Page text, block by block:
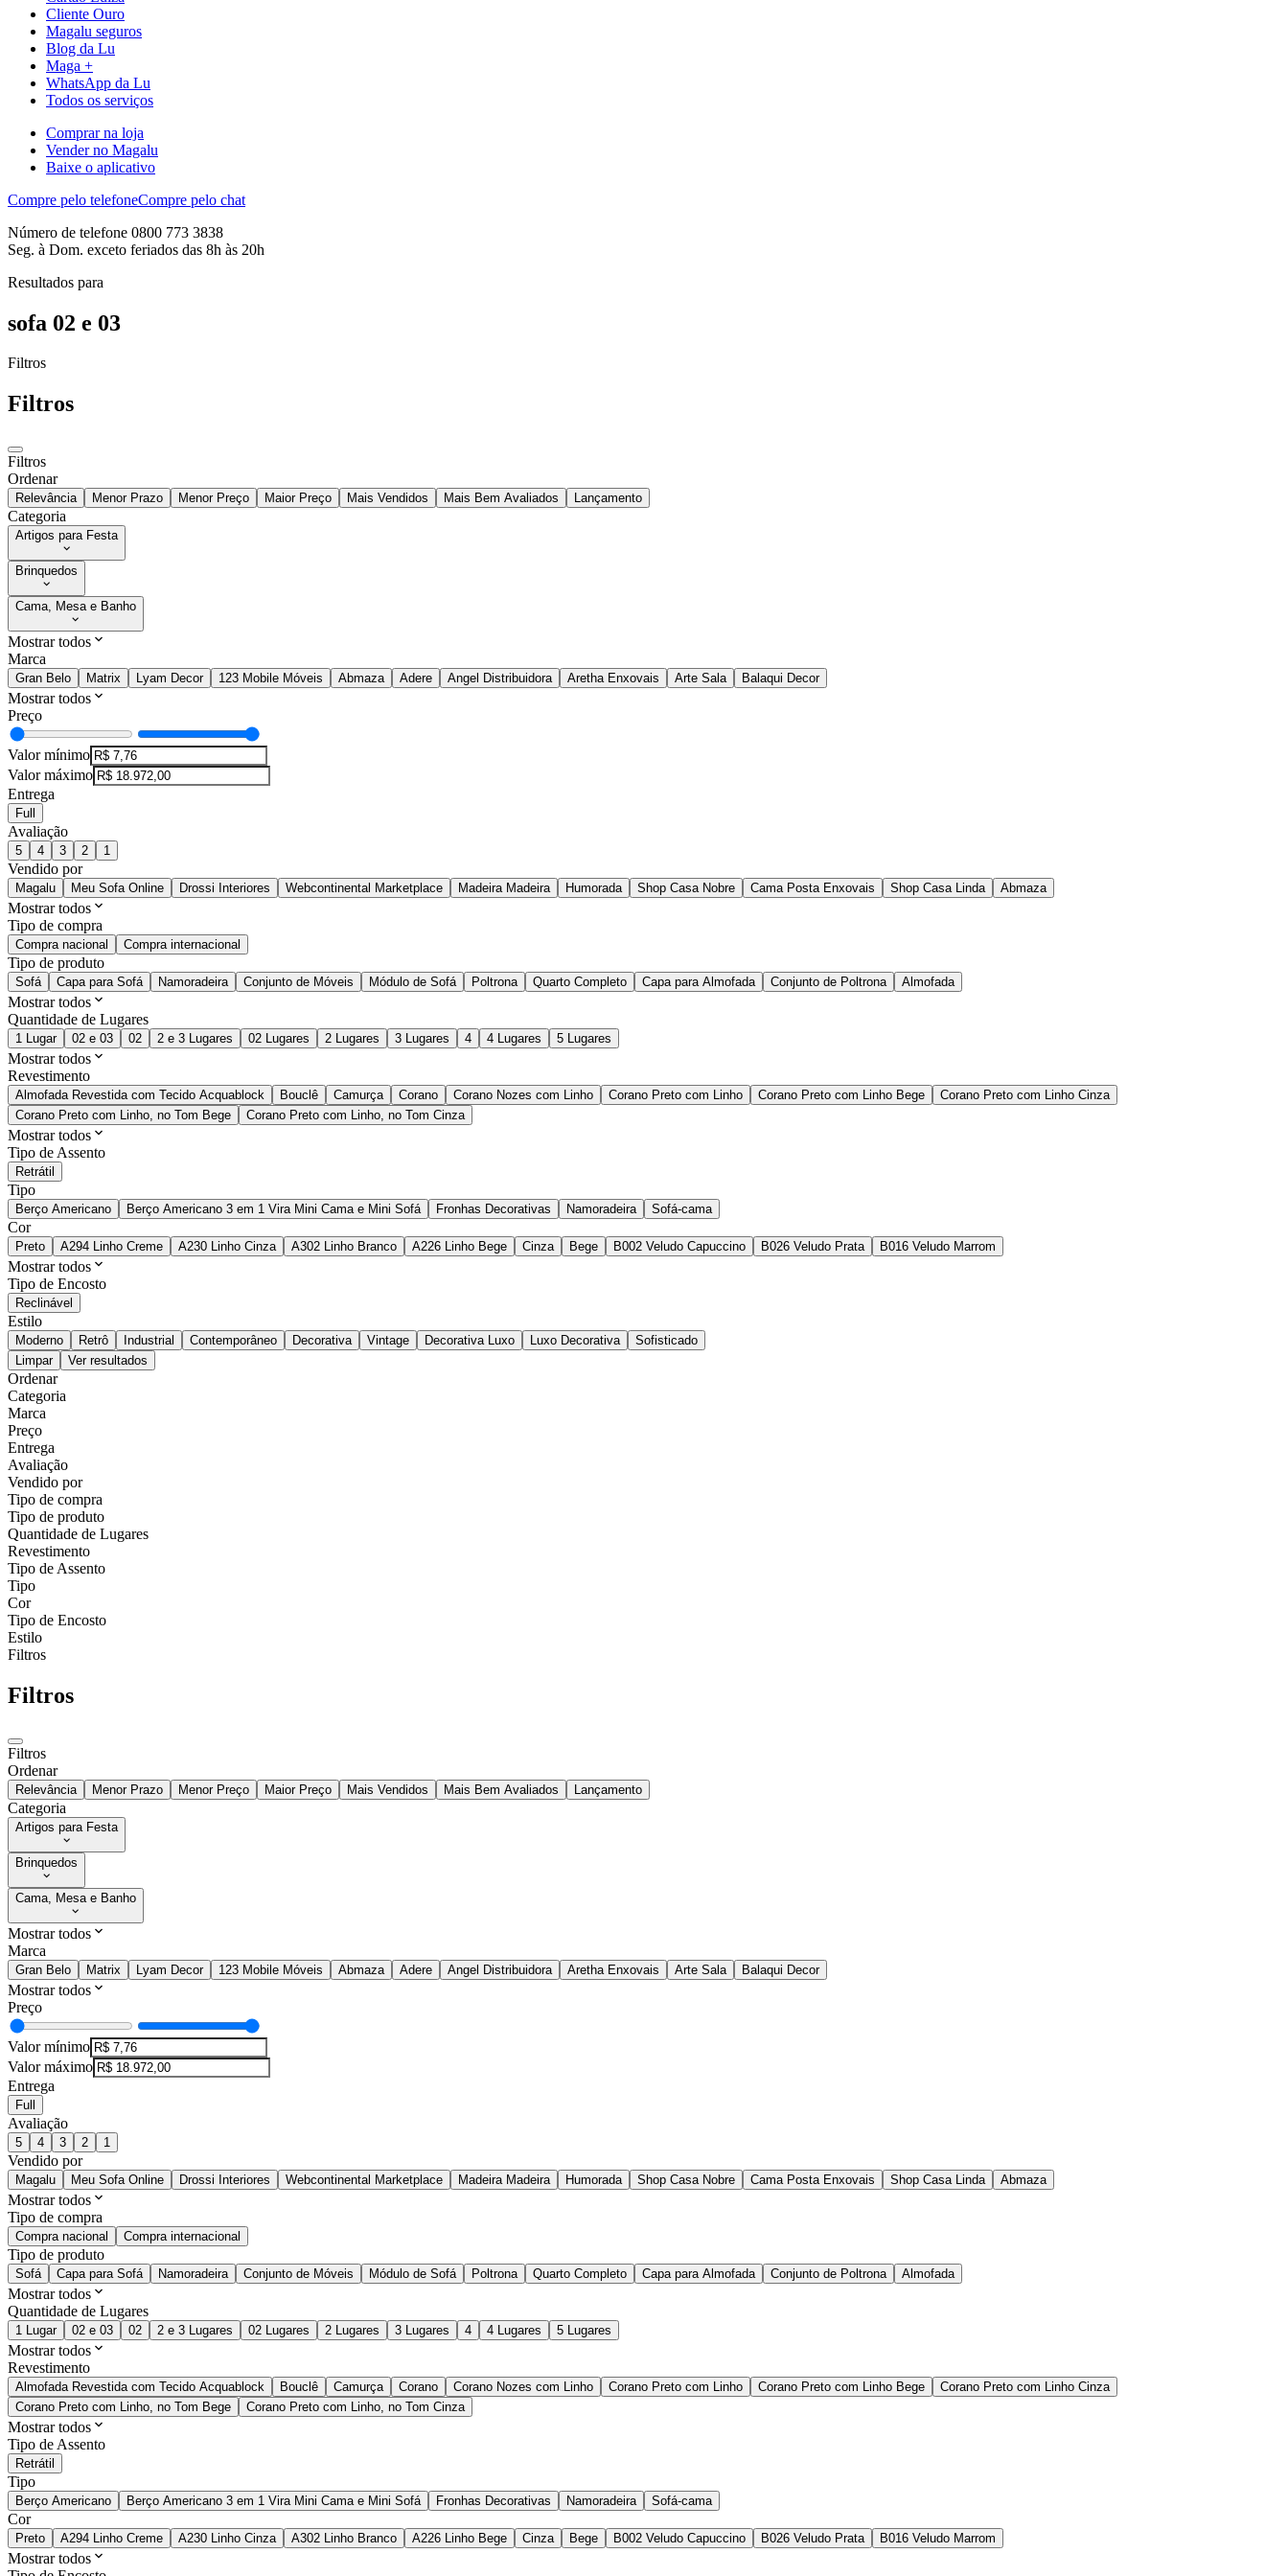
Cliente Ouro
Magalu seguros
Blog da Lu
Maga +
WhatsApp da Lu
Todos os serviços
Comprar na loja
Vender no Magalu
Baixe o aplicativo
Compre pelo telefoneCompre pelo chat
Número de telefone 0800 773 3838
Seg. à Dom. exceto feriados das 8h às 20h
Resultados para
sofa 02 e 03
Filtros
Filtros
Filtros
Ordenar
Relevância Menor Prazo Menor Preço Maior Preço Mais Vendidos Mais Bem Avaliados Lançamento
Categoria
Artigos para Festa
Brinquedos
Cama, Mesa e Banho
Mostrar todos
Marca
Gran Belo Matrix Lyam Decor 123 Mobile Móveis Abmaza Adere Angel Distribuidora Aretha Enxovais Arte Sala Balaqui Decor
Mostrar todos
Preço
Valor mínimo
Valor máximo
Entrega
Full
Avaliação
5 4 3 2 1
Vendido por
Magalu Meu Sofa Online Drossi Interiores Webcontinental Marketplace Madeira Madeira Humorada Shop Casa Nobre Cama Posta Enxovais Shop Casa Linda Abmaza
Mostrar todos
Tipo de compra
Compra nacional Compra internacional
Tipo de produto
Sofá Capa para Sofá Namoradeira Conjunto de Móveis Módulo de Sofá Poltrona Quarto Completo Capa para Almofada Conjunto de Poltrona Almofada
Mostrar todos
Quantidade de Lugares
1 Lugar 02 e 03 02 2 e 3 Lugares 02 Lugares 2 Lugares 3 Lugares 4 4 Lugares 5 Lugares
Mostrar todos
Revestimento
Almofada Revestida com Tecido Acquablock Bouclê Camurça Corano Corano Nozes com Linho Corano Preto com Linho Corano Preto com Linho Bege
Corano Preto com Linho Cinza
Corano Preto com Linho, no Tom Bege
Corano Preto com Linho, no Tom Cinza
Mostrar todos
Tipo de Assento
Retrátil
Tipo
Berço Americano Berço Americano 3 em 1 Vira Mini Cama e Mini Sofá Fronhas Decorativas Namoradeira Sofá-cama
Cor
Preto A294 Linho Creme A230 Linho Cinza A302 Linho Branco A226 Linho Bege Cinza Bege B002 Veludo Capuccino B026 Veludo Prata B016 Veludo Marrom
Mostrar todos
Tipo de Encosto
Reclinável
Estilo
Moderno Retrô Industrial Contemporâneo Decorativa Vintage Decorativa Luxo Luxo Decorativa
Sofisticado
Limpar
Ver resultados
Ordenar
Categoria
Marca
Preço
Entrega
Avaliação
Vendido por
Tipo de compra
Tipo de produto
Quantidade de Lugares
Revestimento
Tipo de Assento
Tipo
Cor
Tipo de Encosto
Estilo
Filtros
Filtros
Filtros
Ordenar
Relevância Menor Prazo Menor Preço Maior Preço Mais Vendidos Mais Bem Avaliados Lançamento
Categoria
Artigos para Festa
Brinquedos
Cama, Mesa e Banho
Mostrar todos
Marca
Gran Belo Matrix Lyam Decor 123 Mobile Móveis Abmaza Adere Angel Distribuidora Aretha Enxovais Arte Sala Balaqui Decor
Mostrar todos
Preço
Valor mínimo
Valor máximo
Entrega
Full
Avaliação
5 4 3 2 1
Vendido por
Magalu Meu Sofa Online Drossi Interiores Webcontinental Marketplace Madeira Madeira Humorada Shop Casa Nobre Cama Posta Enxovais Shop Casa Linda Abmaza
Mostrar todos
Tipo de compra
Compra nacional Compra internacional
Tipo de produto
Sofá Capa para Sofá Namoradeira Conjunto de Móveis Módulo de Sofá Poltrona Quarto Completo Capa para Almofada Conjunto de Poltrona Almofada
Mostrar todos
Quantidade de Lugares
1 Lugar 02 e 03 02 2 e 3 Lugares 02 Lugares 2 Lugares 3 Lugares 4 4 Lugares 5 Lugares
Mostrar todos
Revestimento
Almofada Revestida com Tecido Acquablock Bouclê Camurça Corano Corano Nozes com Linho Corano Preto com Linho Corano Preto com Linho Bege
Corano Preto com Linho Cinza
Corano Preto com Linho, no Tom Bege
Corano Preto com Linho, no Tom Cinza
Mostrar todos
Tipo de Assento
Retrátil
Tipo
Berço Americano Berço Americano 3 em 1 Vira Mini Cama e Mini Sofá Fronhas Decorativas Namoradeira Sofá-cama
Cor
Preto A294 Linho Creme A230 Linho Cinza A302 Linho Branco A226 Linho Bege Cinza Bege B002 Veludo Capuccino B026 Veludo Prata B016 Veludo Marrom
Mostrar todos